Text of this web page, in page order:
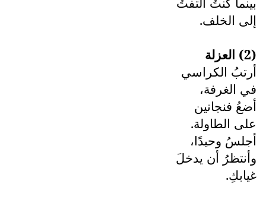
إلى الخلف.
(2) العزلة
أرتبُ الكراسي
في الغرفة،
أضعُ فنجانين
على الطاولة.
أجلسُ وحيدًا،
وأنتظرُ أن يدخلَ
غيابكِ.